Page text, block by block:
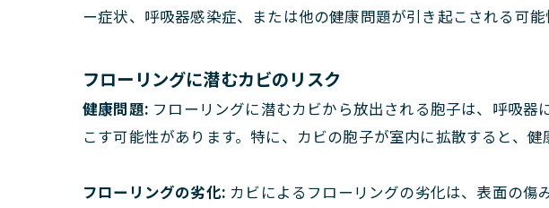
ー症状、呼吸器感染症、または他の健康問題が引き起こされる可能
フローリングに潜むカビのリスク
健康問題: フローリングに潜むカビから放出される胞子は、呼吸
こす可能性があります。特に、カビの胞子が室内に拡散すると、健
フローリングの劣化: カビによるフローリングの劣化は、表面の